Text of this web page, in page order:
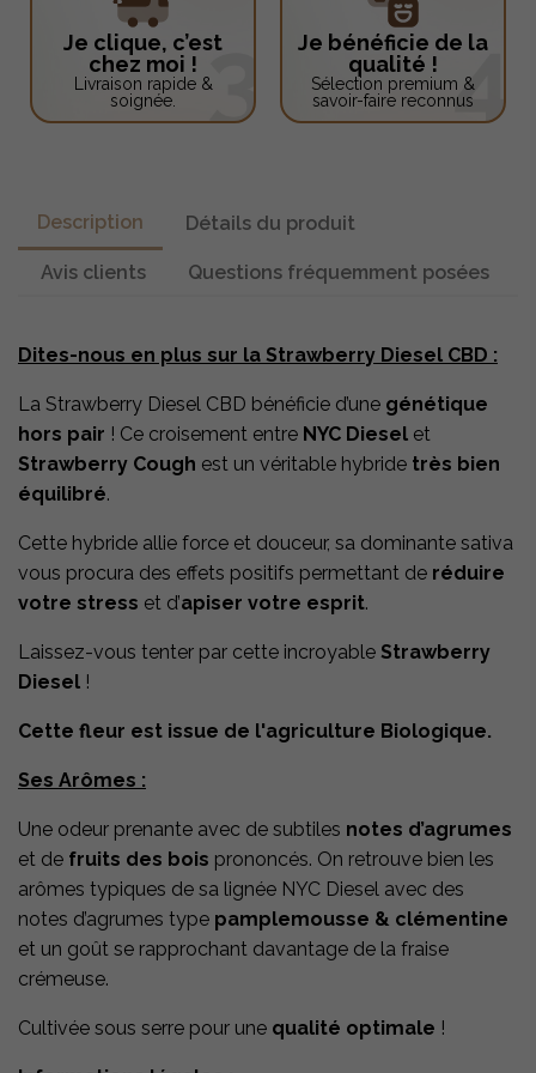
Je clique, c’est
chez moi !
Livraison rapide &
soignée.
Je bénéficie de la
qualité !
Sélection premium &
savoir-faire reconnus
Description Détails du produit
Avis clients Questions fréquemment posées
Dites-nous en plus sur la Strawberry Diesel CBD :
La Strawberry Diesel CBD bénéficie d’une génétique
hors pair ! Ce croisement entre NYC Diesel et
Strawberry Cough est un véritable hybride très bien
équilibré.
Cette hybride allie force et douceur, sa dominante sativa
vous procura des effets positifs permettant de réduire
votre stress et d’apiser votre esprit.
Laissez-vous tenter par cette incroyable Strawberry
Diesel !
Cette fleur est issue de l'agriculture Biologique.
Ses Arômes :
Une odeur prenante avec de subtiles notes d’agrumes
et de fruits des bois prononcés. On retrouve bien les
arômes typiques de sa lignée NYC Diesel avec des
notes d’agrumes type pamplemousse & clémentine
et un goût se rapprochant davantage de la fraise
crémeuse.
Cultivée sous serre pour une qualité optimale !